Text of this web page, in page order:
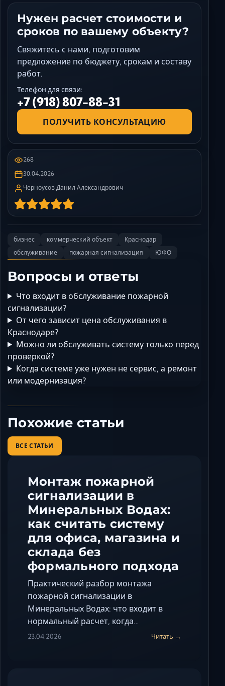
Нужен расчет стоимости и
сроков по вашему объекту?
Свяжитесь с нами, подготовим
предложение по бюджету, срокам и составу
работ.
Телефон для связи:
+7 (918) 807-88-31
ПОЛУЧИТЬ КОНСУЛЬТАЦИЮ
268
30.04.2026
Черноусов Данил Александрович
бизнес коммерческий объект
Краснодар
обслуживание
пожарная сигнализация ЮФО
Вопросы и ответы
Что входит в обслуживание пожарной
сигнализации?
От чего зависит цена обслуживания в
Краснодаре?
Можно ли обслуживать систему только перед
проверкой?
Когда системе уже нужен не сервис, а ремонт
или модернизация?
Похожие статьи
ВСЕ СТАТЬИ
Монтаж пожарной
сигнализации в
Минеральных Водах:
как считать систему
для офиса, магазина и
склада без
формального подхода
Практический разбор монтажа
пожарной сигнализации в
Минеральных Водах: что входит в
нормальный расчет, когда…
23.04.2026 Читать →